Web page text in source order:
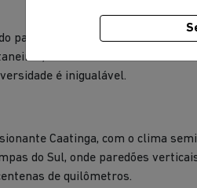
pantanal, com 25 mil
cultura e muita beleza
é inigualável.
Caatinga, com o clima
do Sul, onde paredões
de quilômetros.